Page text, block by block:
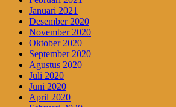
Januari 2021
Desember 2020
November 2020
Oktober 2020
September 2020
Agustus 2020
Juli 2020
Juni 2020
April 2020